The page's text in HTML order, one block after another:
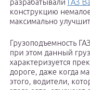
разрабатывали ГАЗ
конструкцию
максимально
Грузоподъемность
при этом данный
характеризуется
дороге, даже когда
этого, водители,